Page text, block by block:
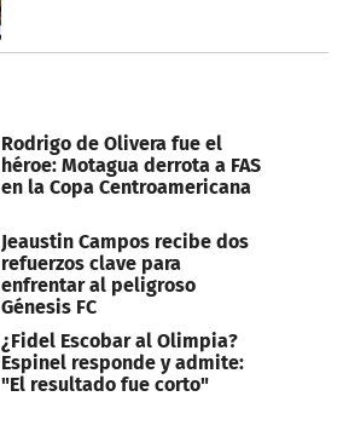
Rodrigo de Olivera fue el
héroe: Motagua derrota a FAS
en la Copa Centroamericana
Jeaustin Campos recibe dos
refuerzos clave para
enfrentar al peligroso
Génesis FC
¿Fidel Escobar al Olimpia?
Espinel responde y admite:
"El resultado fue corto"